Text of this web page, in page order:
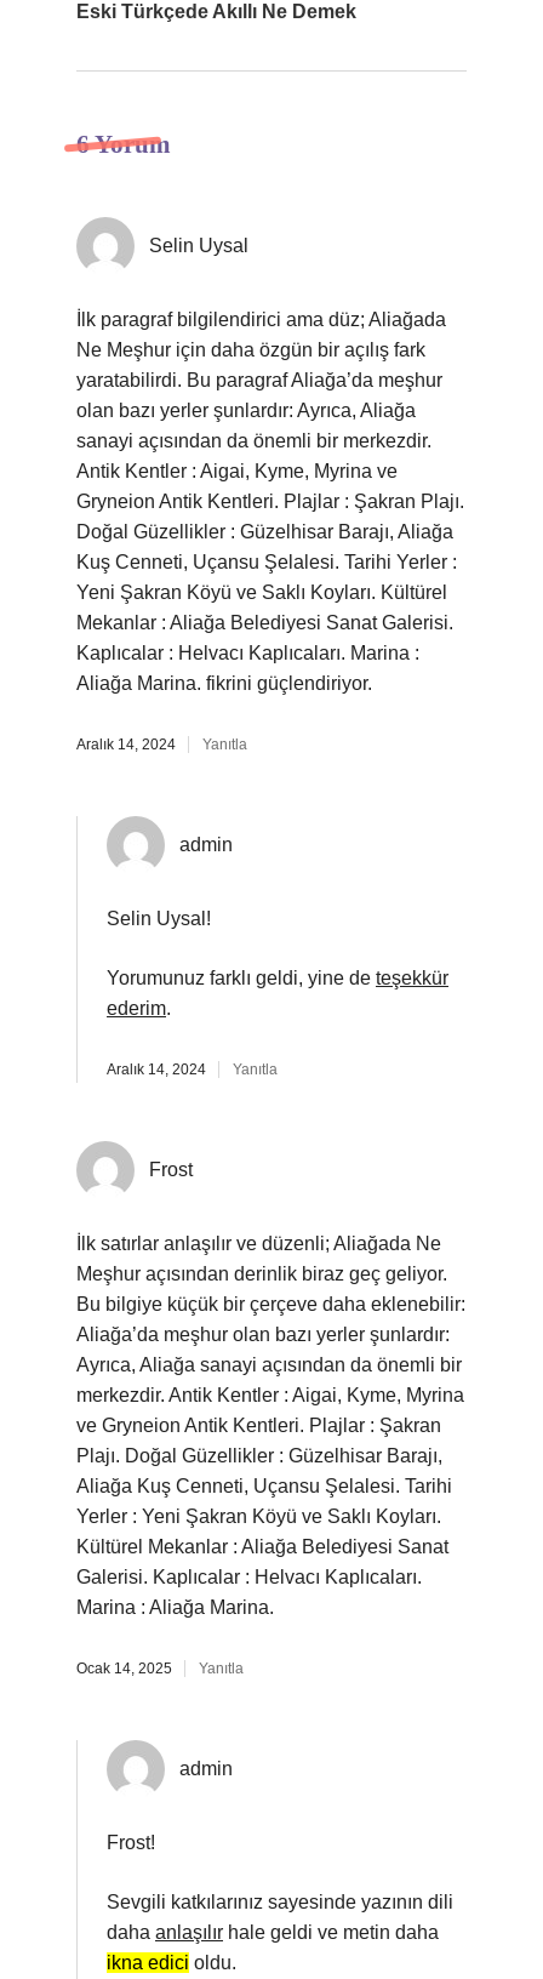
Eski Türkçede Akıllı Ne Demek
6 Yorum
Selin Uysal
İlk paragraf bilgilendirici ama düz; Aliağada
Ne Meşhur için daha özgün bir açılış fark
yaratabilirdi. Bu paragraf Aliağa’da meşhur
olan bazı yerler şunlardır: Ayrıca, Aliağa
sanayi açısından da önemli bir merkezdir.
Antik Kentler : Aigai, Kyme, Myrina ve
Gryneion Antik Kentleri. Plajlar : Şakran Plajı.
Doğal Güzellikler : Güzelhisar Barajı, Aliağa
Kuş Cenneti, Uçansu Şelalesi. Tarihi Yerler :
Yeni Şakran Köyü ve Saklı Koyları. Kültürel
Mekanlar : Aliağa Belediyesi Sanat Galerisi.
Kaplıcalar : Helvacı Kaplıcaları. Marina :
Aliağa Marina. fikrini güçlendiriyor.
Aralık 14, 2024 Yanıtla
admin
Selin Uysal!
Yorumunuz farklı geldi, yine de teşekkür
ederim.
Aralık 14, 2024 Yanıtla
Frost
İlk satırlar anlaşılır ve düzenli; Aliağada Ne
Meşhur açısından derinlik biraz geç geliyor.
Bu bilgiye küçük bir çerçeve daha eklenebilir:
Aliağa’da meşhur olan bazı yerler şunlardır:
Ayrıca, Aliağa sanayi açısından da önemli bir
merkezdir. Antik Kentler : Aigai, Kyme, Myrina
ve Gryneion Antik Kentleri. Plajlar : Şakran
Plajı. Doğal Güzellikler : Güzelhisar Barajı,
Aliağa Kuş Cenneti, Uçansu Şelalesi. Tarihi
Yerler : Yeni Şakran Köyü ve Saklı Koyları.
Kültürel Mekanlar : Aliağa Belediyesi Sanat
Galerisi. Kaplıcalar : Helvacı Kaplıcaları.
Marina : Aliağa Marina.
Ocak 14, 2025 Yanıtla
admin
Frost!
Sevgili katkılarınız sayesinde yazının dili
daha anlaşılır hale geldi ve metin daha
ikna edici oldu.